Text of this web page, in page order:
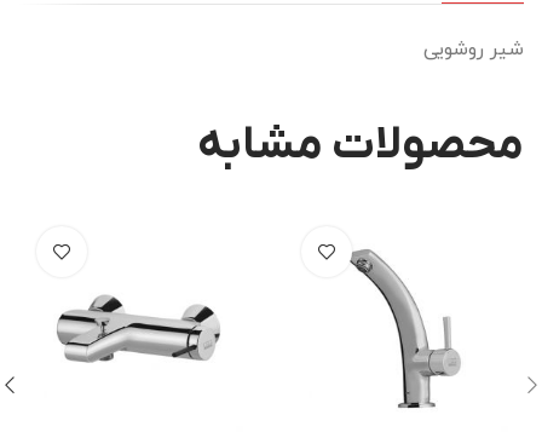
شیر روشویی
محصولات مشابه